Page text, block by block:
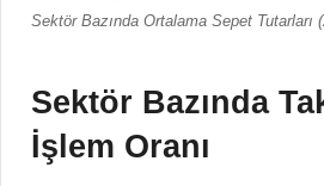
Sektör Bazında Ortalama Sepet Tutarları
Sektör Bazında
İşlem Oranı